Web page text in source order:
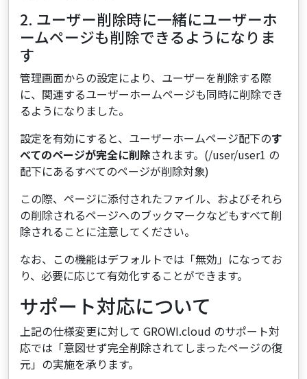
2. ユーザー削除時に一緒にユーザーホ
ームページも削除できるようになりま
す
管理画面からの設定により、ユーザーを削除する際
に、関連するユーザーホームページも同時に削除でき
るようになりました。
設定を有効にすると、ユーザーホームページ配下のす
べてのページが完全に削除されます。(/user/user1 の
配下にあるすべてのページが削除対象)
この際、ページに添付されたファイル、およびそれら
の削除されるページへのブックマークなどもすべて削
除されることに注意してください。
なお、この機能はデフォルトでは「無効」になってお
り、必要に応じて有効化することができます。
サポート対応について
上記の仕様変更に対して GROWI.cloud のサポート対
応では「意図せず完全削除されてしまったページの復
元」の実施を承ります。